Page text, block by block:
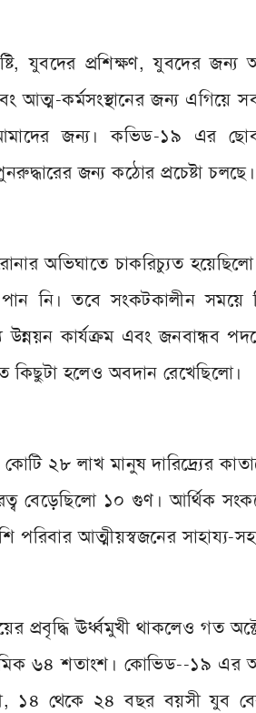
যুবদের প্রশিক্ষণ, যুবদের
আত্ম-কর্মসংস্থানের জন্য
জন্য। কভিড-১৯ এর
জন্য কঠোর প্রচেষ্টা চলছে।
অভিঘাতে চাকরিচ্যুত
নি। তবে সংকটকালীন সময়ে
উন্নয়ন কার্যক্রম এবং জনবান্ধব
কিছুটা হলেও অবদান রেখেছিলো।
২৮ লাখ মানুষ দারিদ্র্যের
বেড়েছিলো ১০ গুণ। আর্থিক
পরিবার আত্মীয়স্বজনের
প্রবৃদ্ধি ঊর্ধ্বমুখী থাকলেও গত
৬৪ শতাংশ। কোভিড--১৯ এর
১৪ থেকে ২৪ বছর বয়সী যুব